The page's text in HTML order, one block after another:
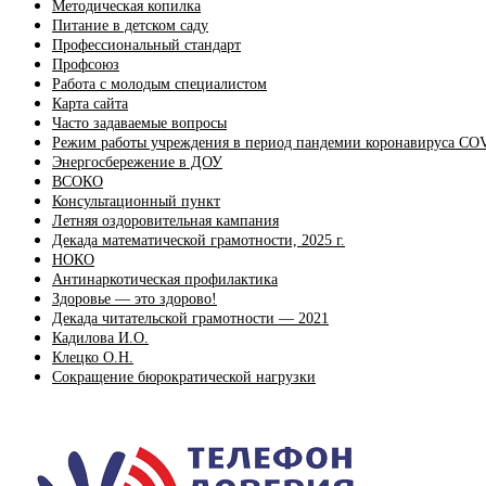
Методическая копилка
Питание в детском саду
Профессиональный стандарт
Профсоюз
Работа с молодым специалистом
Карта сайта
Часто задаваемые вопросы
Режим работы учреждения в период пандемии коронавируса
Энергосбережение в ДОУ
ВСОКО
Консультационный пункт
Летняя оздоровительная кампания
Декада математической грамотности, 2025 г.
НОКО
Антинаркотическая профилактика
Здоровье — это здорово!
Декада читательской грамотности — 2021
Кадилова И.О.
Клецко О.Н.
Сокращение бюрократической нагрузки